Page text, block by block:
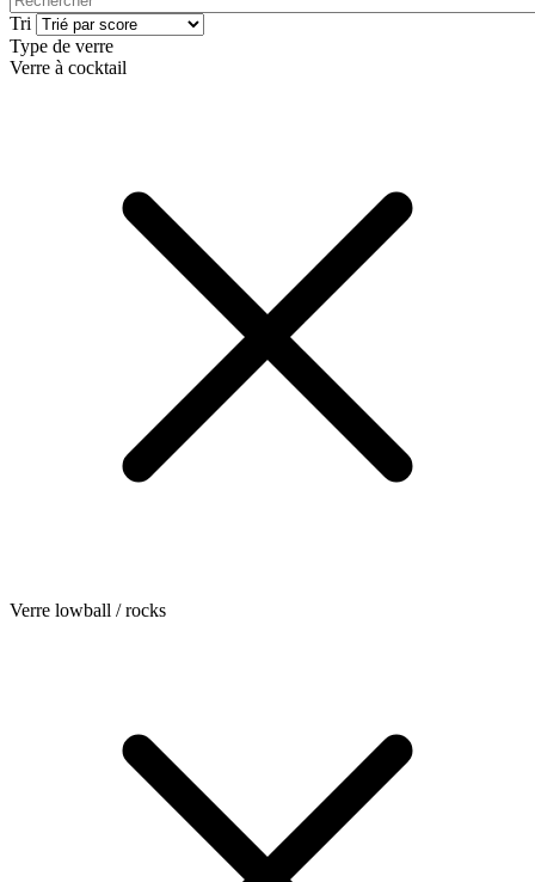
Tri
Type de verre
Verre à cocktail
Verre lowball / rocks